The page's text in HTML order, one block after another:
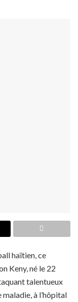
haïtien, ce
Keny, né le 22
talentueux
à l’hôpital